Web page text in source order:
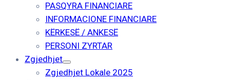
PASQYRA FINANCIARE
INFORMACIONE FINANCIARE
KËRKESË / ANKESË
PERSONI ZYRTAR
Zgjedhjet
Zgjedhjet Lokale 2025